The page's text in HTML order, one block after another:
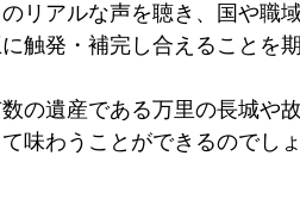
リアルな声を聴き、国や職
触発・補完し合えることを期
の遺産である万里の長城や
味わうことができるのでしょ